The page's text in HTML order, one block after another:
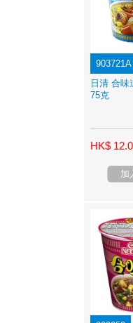
903721A
日清 合
75克
HK$
加